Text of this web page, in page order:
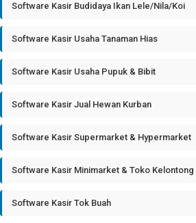
Software Kasir Budidaya Ikan Lele/Nila/Koi
Software Kasir Usaha Tanaman Hias
Software Kasir Usaha Pupuk & Bibit
Software Kasir Jual Hewan Kurban
Software Kasir Supermarket & Hypermarket
Software Kasir Minimarket & Toko Kelontong
Software Kasir Tok Buah